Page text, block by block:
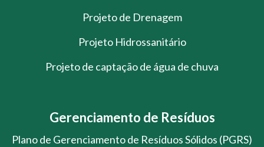
Projeto de Drenagem
Projeto Hidrossanitário
Projeto de captação de água de chuva
Gerenciamento de Resíduos
Plano de Gerenciamento de Resíduos Sólidos (PGRS)